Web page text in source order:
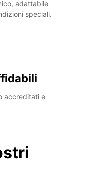
adattabile
speciali.
accreditati e